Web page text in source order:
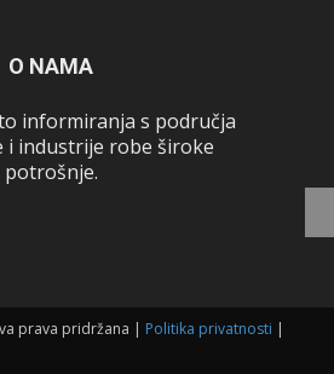
O NAMA
informiranja s područja
i industrije robe široke
potrošnje.
prava pridržana | Politika privatnosti |